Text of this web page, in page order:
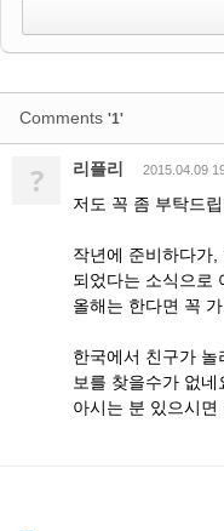
Comments '1'
? 리플리 2015.04.09
저도 꼭 좀 부탁드립
작년에 준비하다가
되었다는 소식으로
올해는 한다면 꼭 가
한국에서 친구가
보를 찾을수가 없네
아시는 분 있으시면